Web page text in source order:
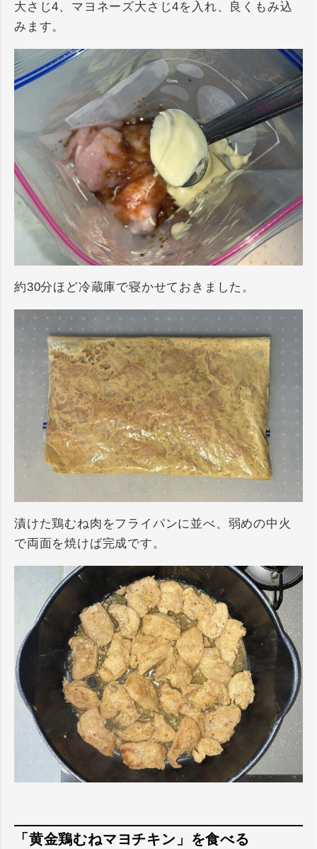
大さじ4、マヨネーズ大さじ4を入れ、良くもみ込
みます。
約30分ほど冷蔵庫で寝かせておきました。
漬けた鶏むね肉をフライパンに並べ、弱めの中火
で両面を焼けば完成です。
「黄金鶏むねマヨチキン」を食べる